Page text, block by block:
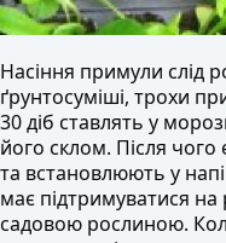
Насіння примули слід
ґрунтосуміші, трохи
30 діб ставлять у
його склом. Після чого
та встановлюють у
має підтримуватися на
садовою рослиною.